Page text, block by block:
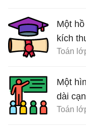
Một
kích
rộng 5
Toán
Một
dài
giác
Toán